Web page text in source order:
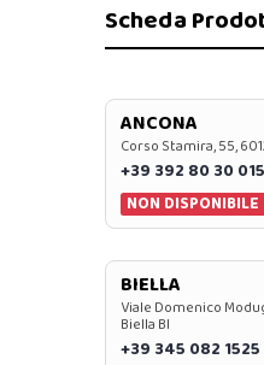
Scheda
ANCONA
Corso Stamira, 55,
+39 392 80 30 015
NON DISPONIBILE
BIELLA
Viale Domenico
Biella BI
+39 345 082 1525